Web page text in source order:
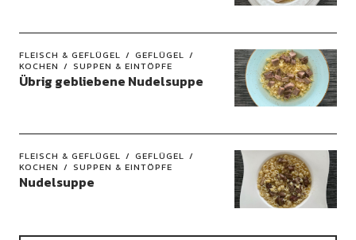
FLEISCH & GEFLÜGEL
GEFLÜGEL
KOCHEN
SUPPEN & EINTÖPFE
Übrig gebliebene Nudelsuppe
FLEISCH & GEFLÜGEL
GEFLÜGEL
KOCHEN
SUPPEN & EINTÖPFE
Nudelsuppe